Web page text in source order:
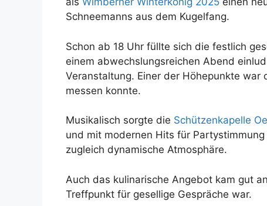
Schneemanns aus dem Kugelfang.
Schon ab 18 Uhr füllte sich die festlich
einem abwechslungsreichen Abend
Veranstaltung. Einer der Höhepunkte
messen konnte.
Musikalisch sorgte die Schützenkapelle
und mit modernen Hits für
zugleich dynamische Atmosphäre.
Auch das kulinarische Angebot kam gut
Treffpunkt für gesellige Gespräche war.